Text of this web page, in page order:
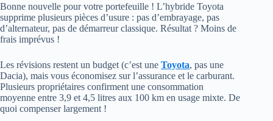
Bonne nouvelle pour votre portefeuille ! L’hybride Toyota
supprime plusieurs pièces d’usure : pas d’embrayage, pas
d’alternateur, pas de démarreur classique. Résultat ? Moins de
frais imprévus !
Les révisions restent un budget (c’est une Toyota, pas une
Dacia), mais vous économisez sur l’assurance et le carburant.
Plusieurs propriétaires confirment une consommation
moyenne entre 3,9 et 4,5 litres aux 100 km en usage mixte. De
quoi compenser largement !